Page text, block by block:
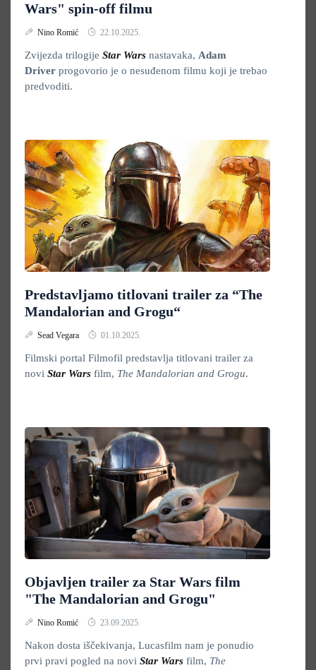
Wars" spin-off filmu
Nino Romić 22.10.2025.
Zvijezda trilogije Star Wars nastavaka, Adam
Driver progovorio je o nesuđenom filmu koji je trebao
predvoditi.
Predstavljamo titlovani trailer za “The
Mandalorian and Grogu“
Sead Vegara 01.10.2025.
Filmski portal Filmofil predstavlja titlovani trailer za
novi Star Wars film, The Mandalorian and Grogu.
Objavljen trailer za Star Wars film
"The Mandalorian and Grogu"
Nino Romić 23.09.2025.
Nakon dosta iščekivanja, Lucasfilm nam je ponudio
prvi pravi pogled na novi Star Wars film, The